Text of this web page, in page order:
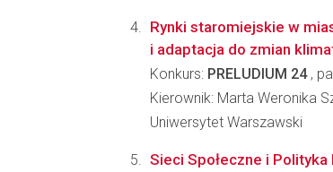
Rynki staromiejskie w
i adaptacja do zmian
Konkurs: PRELUDIUM 24,
Kierownik: Marta Weronika
Uniwersytet Warszawski
Sieci Społeczne i